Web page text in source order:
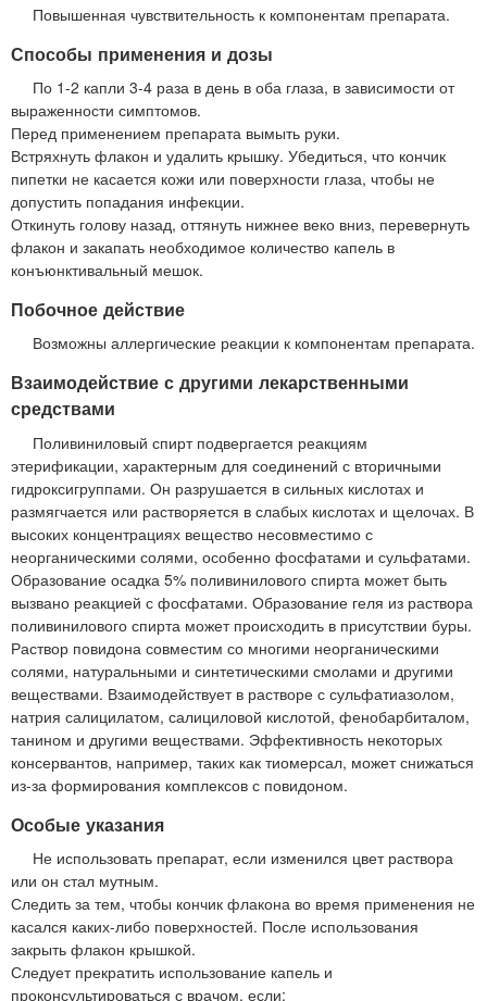
Повышенная чувствительность к компонентам препарата.
Способы применения и дозы
По 1-2 капли 3-4 раза в день в оба глаза, в зависимости от
выраженности симптомов.
Перед применением препарата вымыть руки.
Встряхнуть флакон и удалить крышку. Убедиться, что кончик
пипетки не касается кожи или поверхности глаза, чтобы не
допустить попадания инфекции.
Откинуть голову назад, оттянуть нижнее веко вниз, перевернуть
флакон и закапать необходимое количество капель в
конъюнктивальный мешок.
Побочное действие
Возможны аллергические реакции к компонентам препарата.
Взаимодействие с другими лекарственными
средствами
Поливиниловый спирт подвергается реакциям
этерификации, характерным для соединений с вторичными
гидроксигруппами. Он разрушается в сильных кислотах и
размягчается или растворяется в слабых кислотах и щелочах. В
высоких концентрациях вещество несовместимо с
неорганическими солями, особенно фосфатами и сульфатами.
Образование осадка 5% поливинилового спирта может быть
вызвано реакцией с фосфатами. Образование геля из раствора
поливинилового спирта может происходить в присутствии буры.
Раствор повидона совместим со многими неорганическими
солями, натуральными и синтетическими смолами и другими
веществами. Взаимодействует в растворе с сульфатиазолом,
натрия салицилатом, салициловой кислотой, фенобарбиталом,
танином и другими веществами. Эффективность некоторых
консервантов, например, таких как тиомерсал, может снижаться
из-за формирования комплексов с повидоном.
Особые указания
Не использовать препарат, если изменился цвет раствора
или он стал мутным.
Следить за тем, чтобы кончик флакона во время применения не
касался каких-либо поверхностей. После использования
закрыть флакон крышкой.
Следует прекратить использование капель и
проконсультироваться с врачом, если: